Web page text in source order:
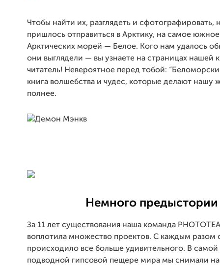
Чтобы найти их, разглядеть и сфотографировать,
пришлось отправиться в Арктику, на самое южное
Арктических морей — Белое. Кого нам удалось
они выглядели — вы узнаете на страницах нашей
читатель! Невероятное перед тобой:
книга волшебства и чудес, которые делают нашу
полнее.
Немного предыстории
За 11 лет существования наша команда
воплотила множество проектов. С каждым разом
происходило все больше удивительного. В
подводной гипсовой пещере мира мы снимали